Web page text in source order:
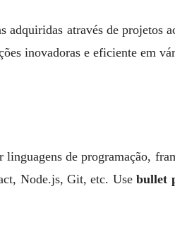
através de projetos
inovadoras e eficiente em
de programação,
Node.js, Git, etc. Usebullet